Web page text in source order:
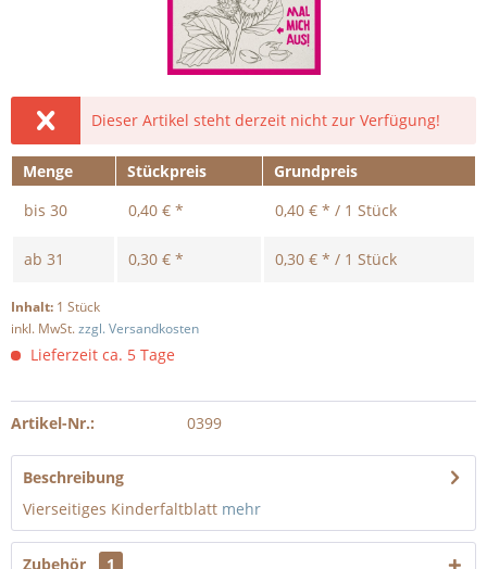
Dieser Artikel steht derzeit nicht zur Verfügung!
Menge Stückpreis
Grundpreis
bis 30 0,40 € * 0,40 € * / 1 Stück
ab 31 0,30 € * 0,30 € * / 1 Stück
Inhalt: 1 Stück
inkl. MwSt.zzgl. Versandkosten
Lieferzeit ca. 5 Tage
Artikel-Nr.: 0399
Beschreibung
Vierseitiges Kinderfaltblatt mehr
Zubehör 1